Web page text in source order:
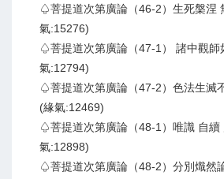
♤菩提道次第廣論（46-2）生死槃涅
氣:15276)
♤菩提道次第廣論（47-1） 諸中觀師
氣:12794)
♤菩提道次第廣論（47-2）色法生滅
(緣氣:12469)
♤菩提道次第廣論（48-1）唯識 自續
氣:12898)
♤菩提道次第廣論（48-2）分別熾然